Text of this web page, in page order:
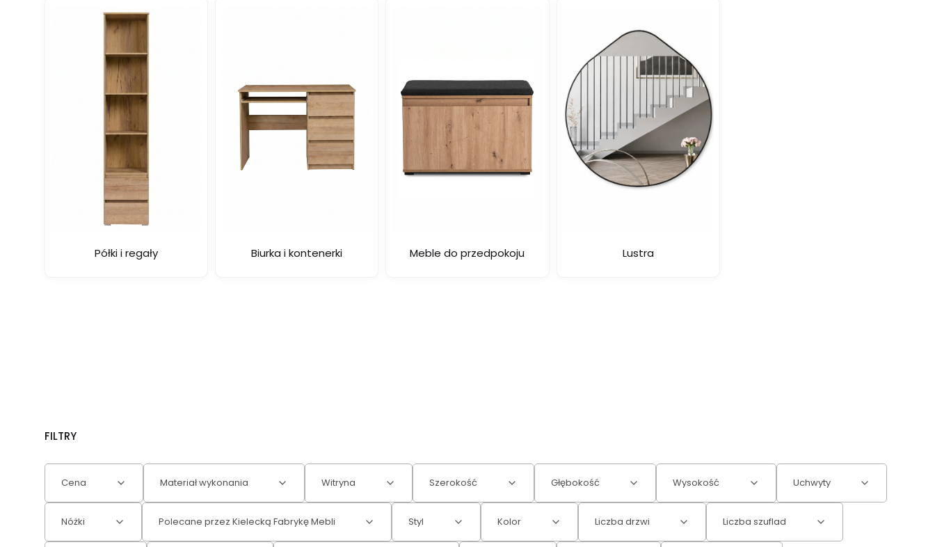
Półki i regały Biurka i kontenerki Meble do przedpokoju Lustra
FILTRY
Cena Materiał wykonania Witryna Szerokość Głębokość Wysokość Uchwyty
Nóżki Polecane przez Kielecką Fabrykę Mebli Styl Kolor Liczba drzwi Liczba szuflad